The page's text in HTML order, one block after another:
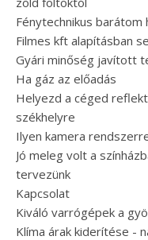
Fénytechnikus barátom
Filmes kft alapításban
Gyári minőség javított
Ha gáz az előadás
Helyezd a céged
székhelyre
Ilyen kamera
Jó meleg volt a
tervezünk
Kapcsolat
Kiváló varrógépek a
Klíma árak kiderítése -